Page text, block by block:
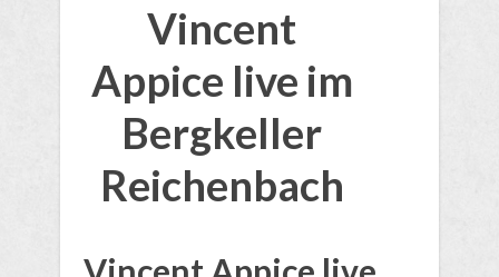
Vincent
Appice live im
Bergkeller
Reichenbach